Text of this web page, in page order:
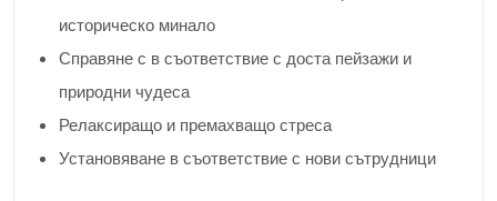
историческо минало
Справяне с в съответствие с доста пейзажи и
природни чудеса
Релаксиращо и премахващо стреса
Установяване в съответствие с нови сътрудници